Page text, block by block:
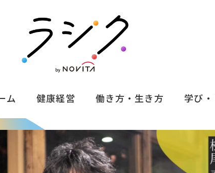
ム 健康経営 働き方・生き方 学び